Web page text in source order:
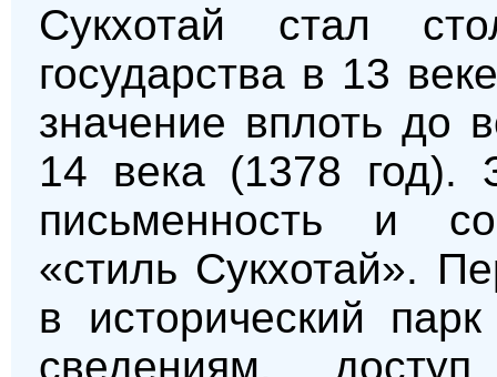
Сукхотай стал
государства в 13
значение вплоть до
14 века (1378 год).
письменность и
«стиль Сукхотай».
в исторический
сведениям,